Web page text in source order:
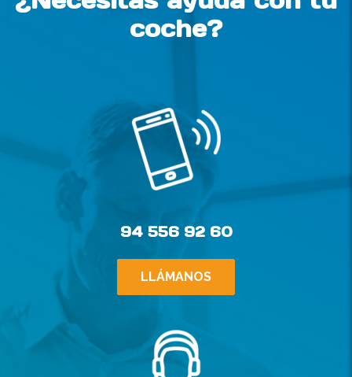
coche?
94 556 92 60
LLÁMANOS